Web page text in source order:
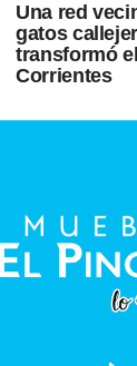
Una red
gatos
transformó
Corrientes